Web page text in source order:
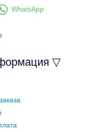
WhatsApp
▽